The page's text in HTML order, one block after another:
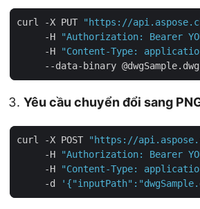
curl -X PUT
"https://
     -H
"Authorization: Bearer
     -H
"Content-Type:
Yêu cầu chuyển đổi sang
curl -X POST
"https://
     -H
"Authorization: Bearer
     -H
"Content-Type:
     -d